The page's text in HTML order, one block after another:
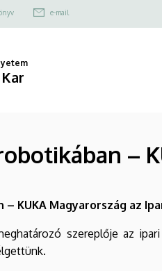
e-mail
–
KUKA Magyarország az
szereplője az